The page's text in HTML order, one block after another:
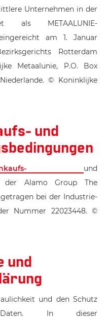
Unternehmen in der
als METAALUNIE-
eingereicht am 1. Januar
Rotterdam
Metaalunie, P.O. Box
© Koninklijke
und
und
der Alamo Group The
bei der Industrie-
Nummer 22023448. ©
und
und den Schutz
In dieser